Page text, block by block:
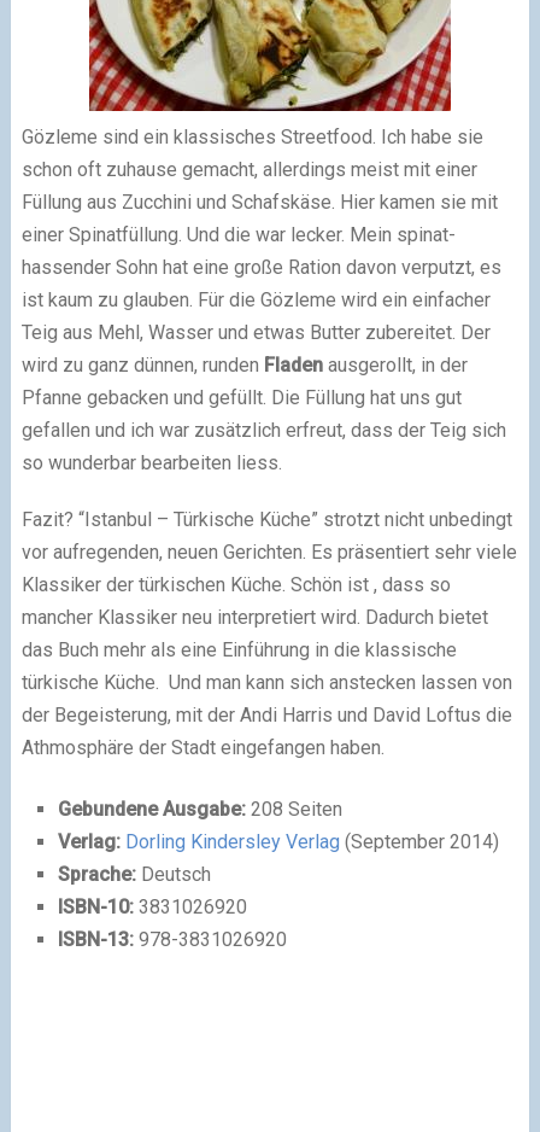
Gözleme sind ein klassisches Streetfood. Ich habe sie
schon oft zuhause gemacht, allerdings meist mit einer
Füllung aus Zucchini und Schafskäse. Hier kamen sie mit
einer Spinatfüllung. Und die war lecker. Mein spinat-
hassender Sohn hat eine große Ration davon verputzt, es
ist kaum zu glauben. Für die Gözleme wird ein einfacher
Teig aus Mehl, Wasser und etwas Butter zubereitet. Der
wird zu ganz dünnen, runden Fladenausgerollt, in der
Pfanne gebacken und gefüllt. Die Füllung hat uns gut
gefallen und ich war zusätzlich erfreut, dass der Teig sich
so wunderbar bearbeiten liess.
Fazit? “Istanbul – Türkische Küche” strotzt nicht unbedingt
vor aufregenden, neuen Gerichten. Es präsentiert sehr viele
Klassiker der türkischen Küche. Schön ist , dass so
mancher Klassiker neu interpretiert wird. Dadurch bietet
das Buch mehr als eine Einführung in die klassische
türkische Küche. Und man kann sich anstecken lassen von
der Begeisterung, mit der Andi Harris und David Loftus die
Athmosphäre der Stadt eingefangen haben.
Gebundene Ausgabe:208 Seiten
Verlag: Dorling Kindersley Verlag (September 2014)
Sprache:Deutsch
ISBN-10:3831026920
ISBN-13:978-3831026920